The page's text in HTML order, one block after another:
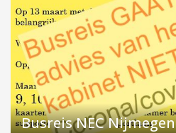
Busreis NEC Nijmegen